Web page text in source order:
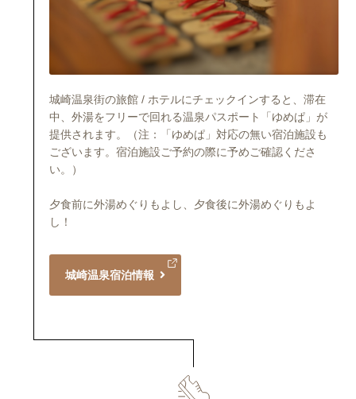
城崎温泉街の旅館 / ホテルにチェックインすると、滞在
中、外湯をフリーで回れる温泉パスポート「ゆめぱ」が
提供されます。（注：「ゆめぱ」対応の無い宿泊施設も
ございます。宿泊施設ご予約の際に予めご確認くださ
い。）
夕食前に外湯めぐりもよし、夕食後に外湯めぐりもよ
し！
城崎温泉宿泊情報